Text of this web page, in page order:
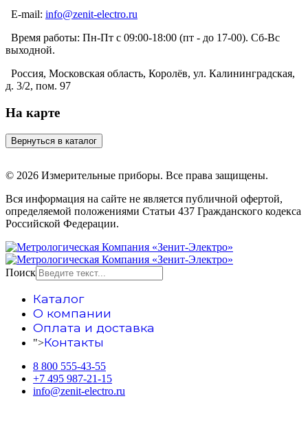
E-mail: info@zenit-electro.ru
Время работы: Пн-Пт с 09:00-18:00 (пт - до 17-00). Сб-Вс
выходной.
Россия, Московская область, Королёв, ул. Калининградская,
д. 3/2, пом. 97
На карте
© 2026 Измерительные приборы. Все права защищены.
Вся информация на сайте не является публичной офертой,
определяемой положениями Статьи 437 Гражданского кодекса
Российской Федерации.
Поиск
Каталог
О компании
Оплата и доставка
">Контакты
8 800 555-43-55
+7 495 987-21-15
info@zenit-electro.ru